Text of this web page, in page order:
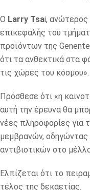
Ο Larry Tsai, ανώτερος
επικεφαλής του
προϊόντων της
ότι τα ανθεκτικά στα
τις χώρες του κόσμου».
Πρόσθεσε ότι «η
αυτή την έρευνα θα
νέες πληροφορίες για
μεμβρανών,
αντιβιοτικών στο
Ελπίζεται ότι το
τέλος της δεκαετίας.